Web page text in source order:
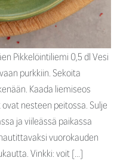
Pikkelöintiliemi 0,5 dl Vesi
purkkiin. Sekoita
Kaada liemiseos
nesteen peitossa. Sulje
ja viileässä paikassa
vuorokauden
Vinkki: voit […]